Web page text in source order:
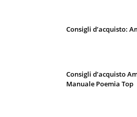
Consigli d’acquisto:
Consigli d’acquisto
Manuale Poemia Top